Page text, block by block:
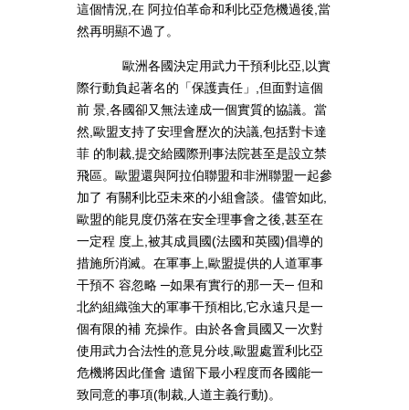
這個情況,在 阿拉伯革命和利比亞危機過後,當
然再明顯不過了。
歐洲各國決定用武力干預利比亞,以實
際行動負起著名的「保護責任」,但面對這個
前 景,各國卻又無法達成一個實質的協議。當
然,歐盟支持了安理會歷次的決議,包括對卡達
菲 的制裁,提交給國際刑事法院甚至是設立禁
飛區。歐盟還與阿拉伯聯盟和非洲聯盟一起參
加了 有關利比亞未來的小組會談。儘管如此,
歐盟的能見度仍落在安全理事會之後,甚至在
一定程 度上,被其成員國(法國和英國)倡導的
措施所消滅。在軍事上,歐盟提供的人道軍事
干預不 容忽略 ─如果有實行的那一天─ 但和
北約組織強大的軍事干預相比,它永遠只是一
個有限的補 充操作。由於各會員國又一次對
使用武力合法性的意見分歧,歐盟處置利比亞
危機將因此僅會 遺留下最小程度而各國能一
致同意的事項(制裁,人道主義行動)。